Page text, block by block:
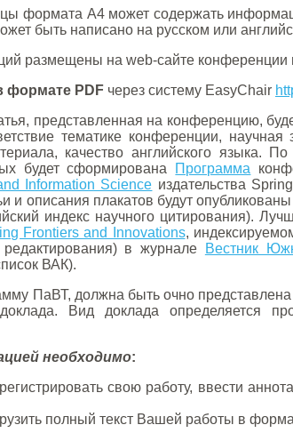
формата А4 может содержать
быть написано на русском или
размещены на web-сайте конференции
формате PDF через систему EasyChair
представленная на конференцию,
тематике конференции, научная
качество английского языка.
будет сформирована Программа
Information Science издательства
и описания плакатов будут
индекс научного цитирования).
Frontiers and Innovations,
в журнале
Вестник
ВАК).
ПаВТ, должна быть очно
Вид доклада определяется
необходимо:
свою работу, ввести
полный текст Вашей работы в